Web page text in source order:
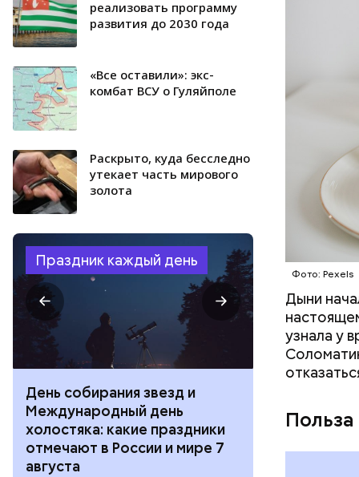
реализовать программу
развития до 2030 года
«Все оставили»: экс-
комбат ВСУ о Гуляйполе
Раскрыто, куда бесследно
утекает часть мирового
золота
Праздник каждый день
День собирания звезд и
Международный день
холостяка: какие праздники
отмечают в России и мире 7
августа
и
праздники
Фото: Pexels
Дыни
узнала у